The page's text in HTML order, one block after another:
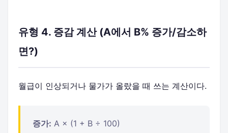
유형 4. 증감 계산 (A에서 B% 증가/감소하
면?)
월급이 인상되거나 물가가 올랐을 때 쓰는 계산이다.
증가: A × (1 + B ÷ 100)